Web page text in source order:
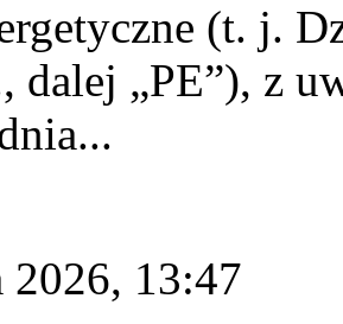
(t. j.
dalej „PE”), z
2026, 13:47